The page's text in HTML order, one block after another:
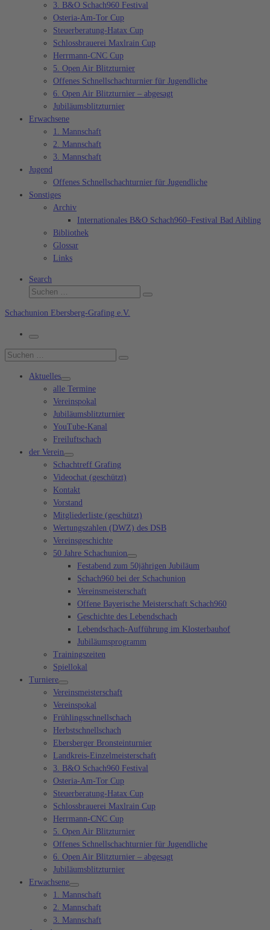
3. B&O Schach960 Festival
Osteria-Am-Tor Cup
Steuerberatung-Hatax Cup
Schlossbrauerei Maxlrain Cup
Herrmann-CNC Cup
5. Open Air Blitzturnier
Offenes Schnellschachturnier für Jugendliche
6. Open Air Blitzturnier – abgesagt
Jubiläumsblitzturnier
Erwachsene
1. Mannschaft
2. Mannschaft
3. Mannschaft
Jugend
Offenes Schnellschachturnier für Jugendliche
Sonstiges
Archiv
Internationales B&O Schach960–Festival Bad Aibling
Bibliothek
Glossar
Links
Search
Suche
Suchen …
Schachunion Ebersberg-Grafing e.V.
Menü
Suche
Suchen …
Aktuelles
alle Termine
Vereinspokal
Jubiläumsblitzturnier
YouTube-Kanal
Freiluftschach
der Verein
Schachtreff Grafing
Videochat (geschützt)
Kontakt
Vorstand
Mitgliederliste (geschützt)
Wertungszahlen (DWZ) des DSB
Vereinsgeschichte
50 Jahre Schachunion
Festabend zum 50jährigen Jubiläum
Schach960 bei der Schachunion
Vereinsmeisterschaft
Offene Bayerische Meisterschaft Schach960
Geschichte des Lebendschach
Lebendschach-Aufführung im Klosterbauhof
Jubiläumsprogramm
Trainingszeiten
Spiellokal
Turniere
Vereinsmeisterschaft
Vereinspokal
Frühlingsschnellschach
Herbstschnellschach
Ebersberger Bronsteinturnier
Landkreis-Einzelmeisterschaft
3. B&O Schach960 Festival
Osteria-Am-Tor Cup
Steuerberatung-Hatax Cup
Schlossbrauerei Maxlrain Cup
Herrmann-CNC Cup
5. Open Air Blitzturnier
Offenes Schnellschachturnier für Jugendliche
6. Open Air Blitzturnier – abgesagt
Jubiläumsblitzturnier
Erwachsene
1. Mannschaft
2. Mannschaft
3. Mannschaft